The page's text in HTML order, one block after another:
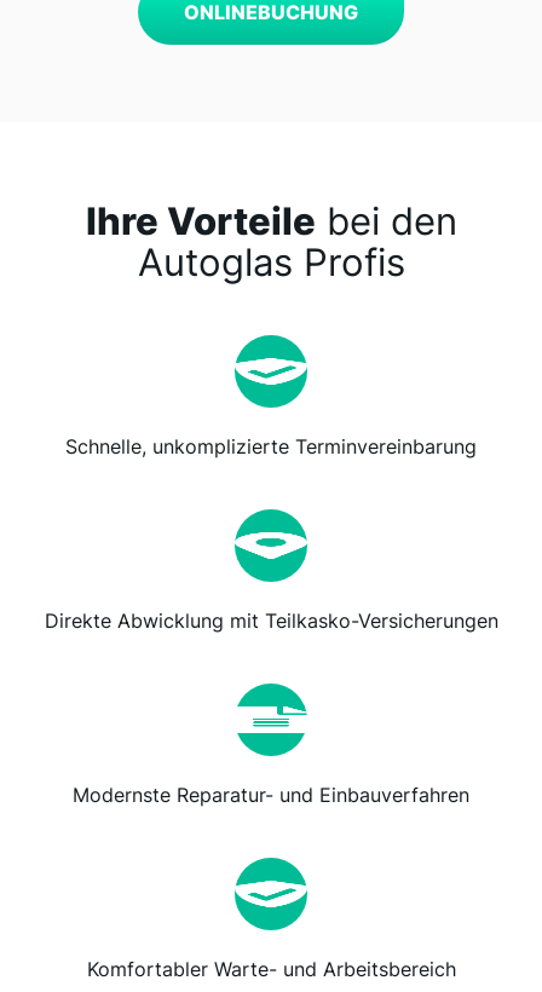
ONLINEBUCHUNG
Ihre Vorteile bei den
Autoglas Profis
Schnelle, unkomplizierte Terminvereinbarung
Direkte Abwicklung mit Teilkasko-Versicherungen
Modernste Reparatur- und Einbauverfahren
Komfortabler Warte- und Arbeitsbereich